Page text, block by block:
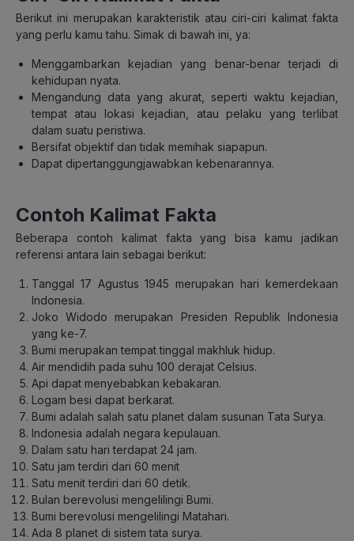
Berikut ini merupakan karakteristik atau ciri-ciri kalimat fakta
yang perlu kamu tahu. Simak di bawah ini, ya:
Menggambarkan kejadian yang benar-benar terjadi di
kehidupan nyata.
Mengandung data yang akurat, seperti waktu kejadian,
tempat atau lokasi kejadian, atau pelaku yang terlibat
dalam suatu peristiwa.
Bersifat objektif dan tidak memihak siapapun.
Dapat dipertanggungjawabkan kebenarannya.
Contoh Kalimat Fakta
Beberapa contoh kalimat fakta yang bisa kamu jadikan
referensi antara lain sebagai berikut:
Tanggal 17 Agustus 1945 merupakan hari kemerdekaan
Indonesia.
Joko Widodo merupakan Presiden Republik Indonesia
yang ke-7.
Bumi merupakan tempat tinggal makhluk hidup.
Air mendidih pada suhu 100 derajat Celsius.
Api dapat menyebabkan kebakaran.
Logam besi dapat berkarat.
Bumi adalah salah satu planet dalam susunan Tata Surya.
Indonesia adalah negara kepulauan.
Dalam satu hari terdapat 24 jam.
Satu jam terdiri dari 60 menit
Satu menit terdiri dari 60 detik.
Bulan berevolusi mengelilingi Bumi.
Bumi berevolusi mengelilingi Matahari.
Ada 8 planet di sistem tata surya.